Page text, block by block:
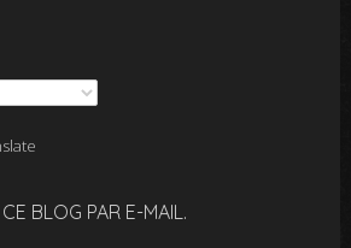
BLOG PAR E-MAIL.